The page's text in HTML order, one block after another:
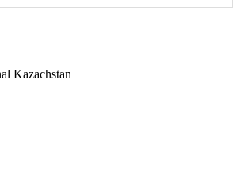
Kazachstan